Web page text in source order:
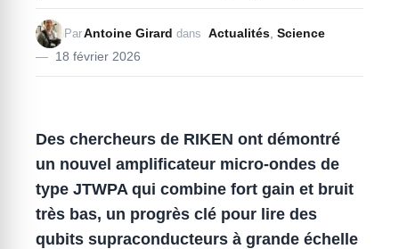
18 février 2026
ParAntoine Girard dans Actualités Science
Des chercheurs de RIKEN ont démontré
un nouvel amplificateur micro-ondes de
type JTWPA qui combine fort gain et bruit
très bas, un progrès clé pour lire des
qubits supraconducteurs à grande échelle